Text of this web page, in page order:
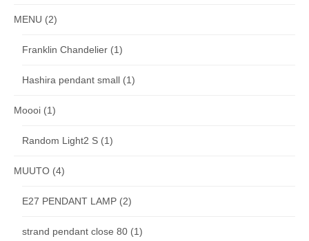
MENU (2)
Franklin Chandelier (1)
Hashira pendant small (1)
Moooi (1)
Random Light2 S (1)
MUUTO (4)
E27 PENDANT LAMP (2)
strand pendant close 80 (1)